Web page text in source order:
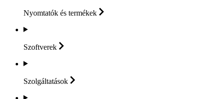
Nyomtatók és termékek
Szoftverek
Szolgáltatások